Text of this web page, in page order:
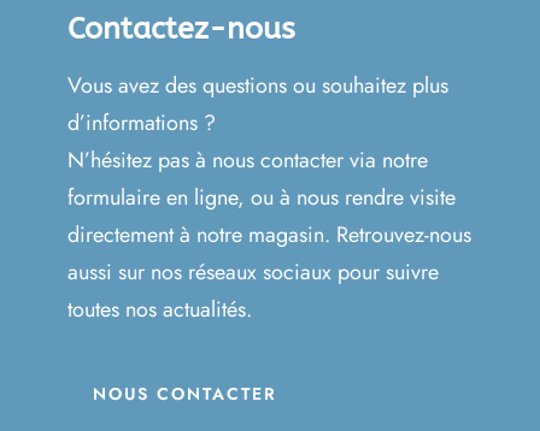
Contactez-nous
Vous avez des questions ou souhaitez plus
d’informations ?
N’hésitez pas à nous contacter via notre
formulaire en ligne, ou à nous rendre visite
directement à notre magasin. Retrouvez-nous
aussi sur nos réseaux sociaux pour suivre
toutes nos actualités.
NOUS CONTACTER